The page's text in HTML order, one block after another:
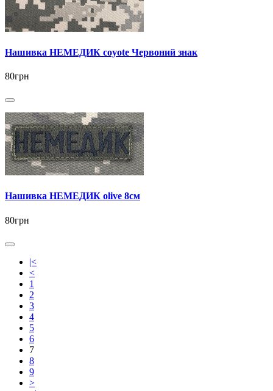
Нашивка НЕМЕДИК coyote Червоний знак
80грн
Нашивка НЕМЕДИК olive 8см
80грн
|<
<
1
2
3
4
5
6
7
8
9
>